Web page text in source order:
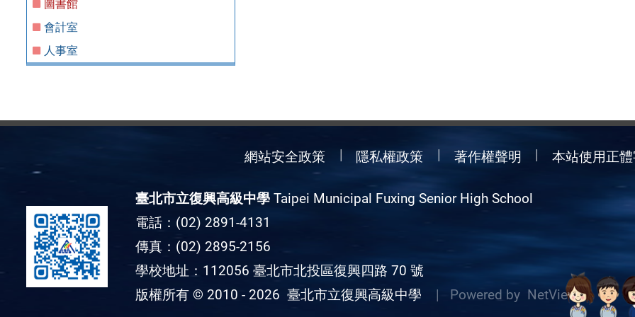
圖書館
會計室
人事室
網站安全政策 隱私權政策 著作權聲明 本站使用正
臺北市立復興高級中學Taipei Municipal Fuxing Senior High School
電話：(02) 2891-4131
傳真：(02) 2895-2156
學校地址：112056 臺北市北投區復興四路 70 號
版權所有 © 2010 - 2026 臺北市立復興高級中學 | Powered by NetView